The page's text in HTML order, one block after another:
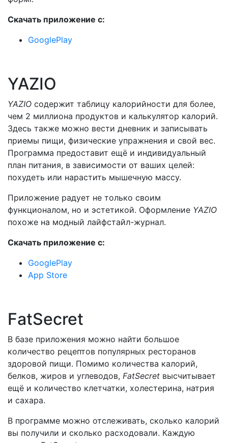
Скачать приложение с:
GooglePlay
YAZIO
YAZIO содержит таблицу калорийности для более,
чем 2 миллиона продуктов и калькулятор калорий.
Здесь также можно вести дневник и записывать
приемы пищи, физические упражнения и свой вес.
Программа предоставит ещё и индивидуальный
план питания, в зависимости от ваших целей:
похудеть или нарастить мышечную массу.
Приложение радует не только своим
функционалом, но и эстетикой. Оформление YAZIO
похоже на модный лайфстайл-журнал.
Скачать приложение с:
GooglePlay
App Store
FatSecret
В базе приложения можно найти большое
количество рецептов популярных ресторанов
здоровой пищи. Помимо количества калорий,
белков, жиров и углеводов, FatSecret высчитывает
ещё и количество клетчатки, холестерина, натрия
и сахара.
В программе можно отслеживать, сколько калорий
вы получили и сколько расходовали. Каждую